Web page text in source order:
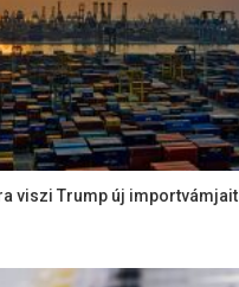
viszi Trump új importvámjait